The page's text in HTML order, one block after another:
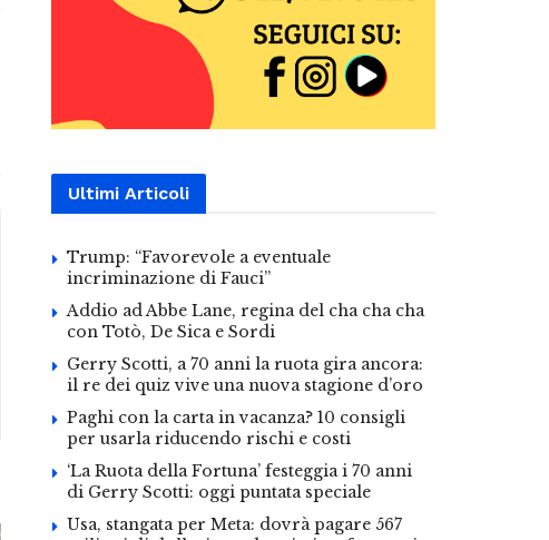
Ultimi Articoli
Trump: “Favorevole a eventuale
incriminazione di Fauci”
Addio ad Abbe Lane, regina del cha cha cha
con Totò, De Sica e Sordi
Gerry Scotti, a 70 anni la ruota gira ancora:
il re dei quiz vive una nuova stagione d’oro
Paghi con la carta in vacanza? 10 consigli
per usarla riducendo rischi e costi
‘La Ruota della Fortuna’ festeggia i 70 anni
di Gerry Scotti: oggi puntata speciale
Usa, stangata per Meta: dovrà pagare 567